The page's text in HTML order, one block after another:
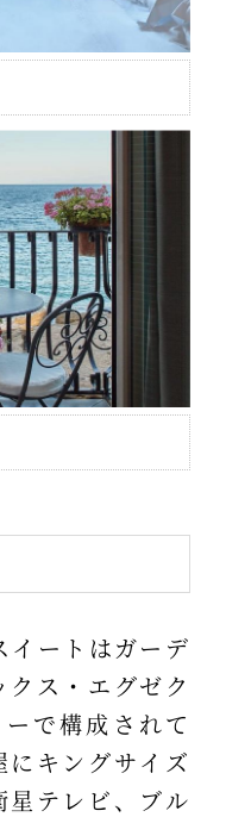
イートはガーデ
ス・エグゼク
で構成されて
キングサイズ
星テレビ、ブル